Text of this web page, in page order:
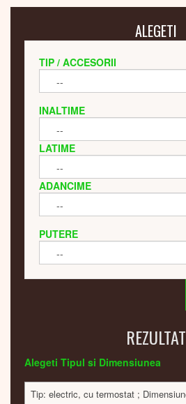
ALEGETI
TIP / ACCESORII
INALTIME
LATIME
ADANCIME
PUTERE
REZULTAT
Alegeti Tipul si Dimensiunea